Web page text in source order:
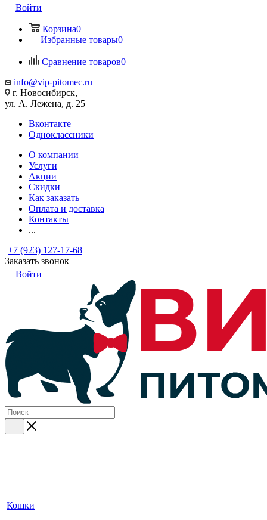
Войти
Корзина0
Избранные товары0
Сравнение товаров0
info@vip-pitomec.ru
г. Новосибирск,
ул. А. Лежена, д. 25
Вконтакте
Одноклассники
О компании
Услуги
Акции
Скидки
Как заказать
Оплата и доставка
Контакты
...
+7 (923) 127-17-68
Заказать звонок
Войти
Кошки